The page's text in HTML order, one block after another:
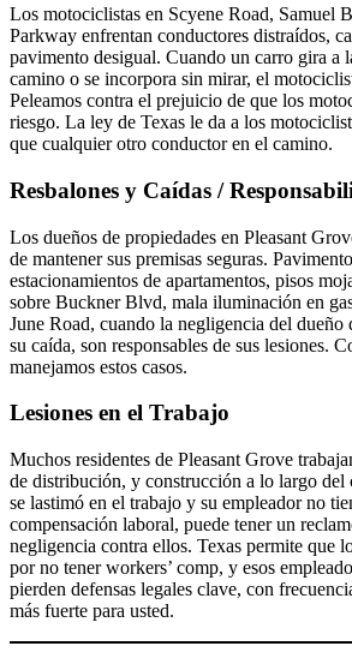
Los motociclistas en Scyene Road, Samuel
Parkway enfrentan conductores distraídos,
pavimento desigual. Cuando un carro gira a
camino o se incorpora sin mirar, el
Peleamos contra el prejuicio de que los
riesgo. La ley de Texas le da a los
que cualquier otro conductor en el camino.
Resbalones y Caídas /
Los dueños de propiedades en Pleasant
de mantener sus premisas seguras.
estacionamientos de apartamentos, pisos
sobre Buckner Blvd, mala iluminación en
June Road, cuando la negligencia del dueño
su caída, son responsables de sus lesiones.
manejamos estos casos.
Lesiones en el Trabajo
Muchos residentes de Pleasant Grove
de distribución, y construcción a lo largo del
se lastimó en el trabajo y su empleador no
compensación laboral, puede tener un
negligencia contra ellos. Texas permite que
por no tener workers’ comp, y esos
pierden defensas legales clave, con
más fuerte para usted.